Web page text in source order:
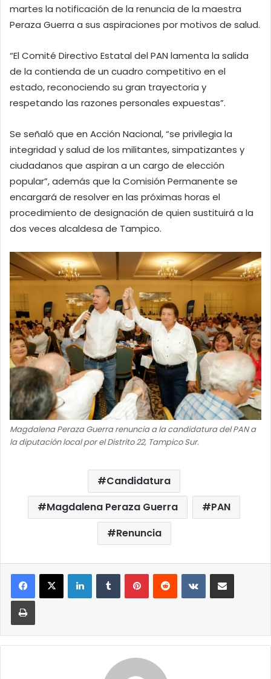
martes la notificación de la renuncia de la maestra
Peraza Guerra a sus aspiraciones por motivos de salud.
“El Comité Directivo Estatal del PAN lamenta la salida
de la contienda de un cuadro competitivo en el
estado, reconociendo su gran trayectoria y
respetando las razones personales expuestas”.
Se señaló que en Acción Nacional, “se privilegia la
integridad y salud de los militantes, simpatizantes y
ciudadanos que aspiran a un cargo de elección
popular”, además que la Comisión Permanente se
encargará de resolver en las próximas horas el
procedimiento de designación de quien sustituirá a la
dos veces alcaldesa de Tampico.
Magdalena Peraza Guerra renuncia a la candidatura del PAN a
la diputación local por el Distrito 22, Tampico Sur.
Candidatura
Magdalena Peraza Guerra
PAN
Renuncia
LinkedInTumblrPinterestReddit VKontakteCompartir por correo
Imprimir